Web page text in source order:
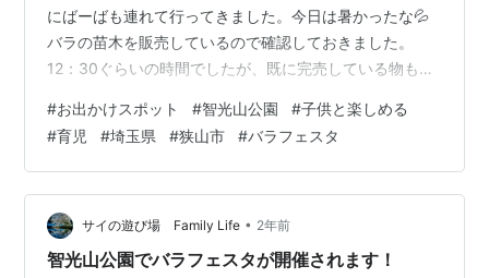
にばーばも連れて行ってきました。今日は暑かったな💦
バラの苗木を販売しているので確認しておきました。
12：30ぐらいの時間でしたが、既に完売している物もあ
い物があればいいな～。四季咲きが欲しいな～。 日差し
が強くてスマホの画面が良く見えない💦うまく撮れてい
ればいいなと思いながら写していました。 バラ園を見て
いきます。 娘の視点だとこんな感じで世界が見えている
んですね。 オドゥール ダムール 強香で病気に強い！ で
も、繰り返し咲き。四季咲…
#お出かけスポット #智光山公園 #子供と楽しめる
#育児 #埼玉県 #狭山市 #バラフェスタ
サイの遊び場 Family Life • 2年前
智光山公園でバラフェスタが開催されます！